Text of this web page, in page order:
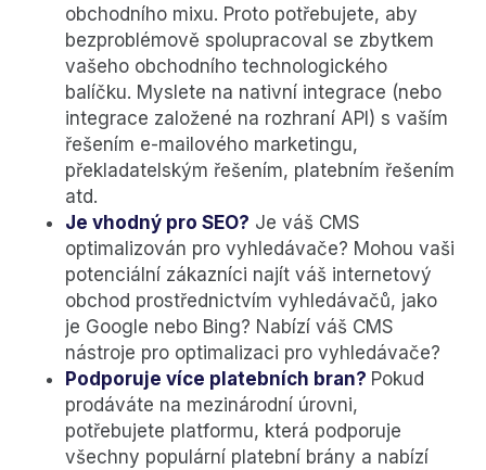
obchodního mixu. Proto potřebujete, aby
bezproblémově spolupracoval se zbytkem
vašeho obchodního technologického
balíčku. Myslete na nativní integrace (nebo
integrace založené na rozhraní API) s vaším
řešením e-mailového marketingu,
překladatelským řešením, platebním řešením
atd.
Je vhodný pro SEO? Je váš CMS
optimalizován pro vyhledávače? Mohou vaši
potenciální zákazníci najít váš internetový
obchod prostřednictvím vyhledávačů, jako
je Google nebo Bing? Nabízí váš CMS
nástroje pro optimalizaci pro vyhledávače?
Podporuje více platebních bran? Pokud
prodáváte na mezinárodní úrovni,
potřebujete platformu, která podporuje
všechny populární platební brány a nabízí